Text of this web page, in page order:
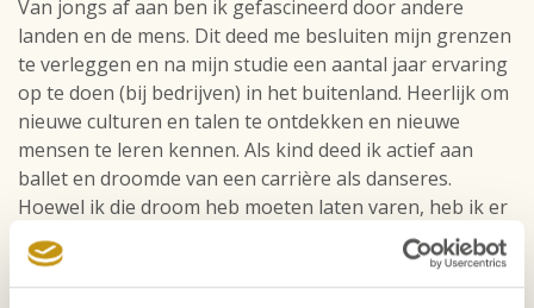
Van jongs af aan ben ik gefascineerd door andere
landen en de mens. Dit deed me besluiten mijn grenzen
te verleggen en na mijn studie een aantal jaar ervaring
op te doen (bij bedrijven) in het buitenland. Heerlijk om
nieuwe culturen en talen te ontdekken en nieuwe
mensen te leren kennen. Als kind deed ik actief aan
ballet en droomde van een carrière als danseres.
Hoewel ik die droom heb moeten laten varen, heb ik er
veel van geleerd. De wil om iets te bereiken en neer te
zetten, het doorzettingsvermogen, het komt me nog
steeds van pas. Opgeven is geen optie, ook niet als iets